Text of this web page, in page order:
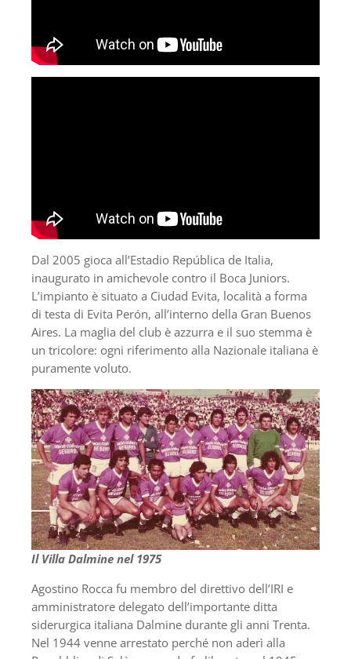
Dal 2005 gioca all’Estadio República de Italia,
inaugurato in amichevole contro il Boca Juniors.
L’impianto è situato a Ciudad Evita, località a forma
di testa di Evita Perón, all’interno della Gran Buenos
Aires. La maglia del club è azzurra e il suo stemma è
un tricolore: ogni riferimento alla Nazionale italiana è
puramente voluto.
Il Villa Dalmine nel 1975
Agostino Rocca fu membro del direttivo dell’IRI e
amministratore delegato dell’importante ditta
siderurgica italiana Dalmine durante gli anni Trenta.
Nel 1944 venne arrestato perché non aderì alla